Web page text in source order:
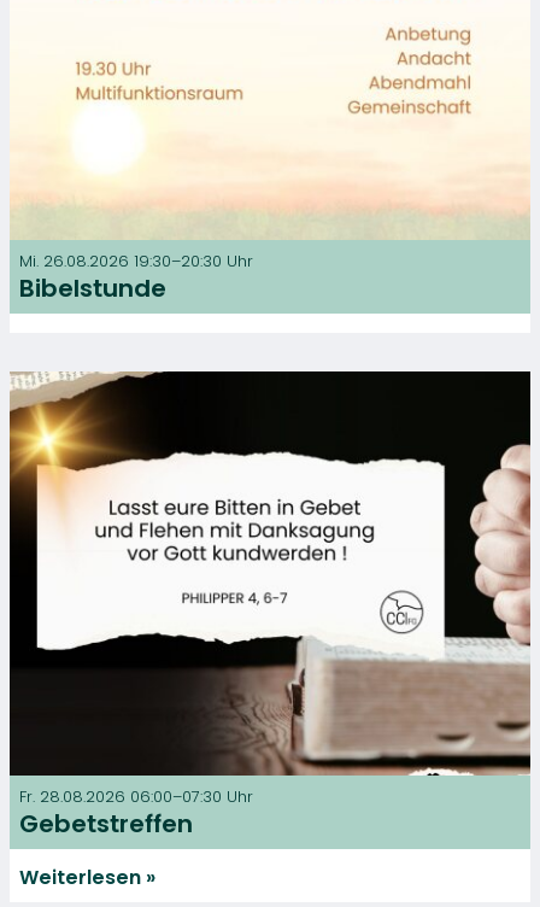
Mi. 26.08.2026 19:30–20:30 Uhr
Bibelstunde
Fr. 28.08.2026 06:00–07:30 Uhr
Gebetstreffen
Weiterlesen